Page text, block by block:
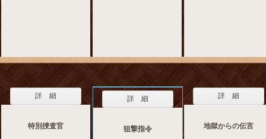
詳 細
特別捜査官
詳 細
狙撃指令
詳 細
地獄からの伝言